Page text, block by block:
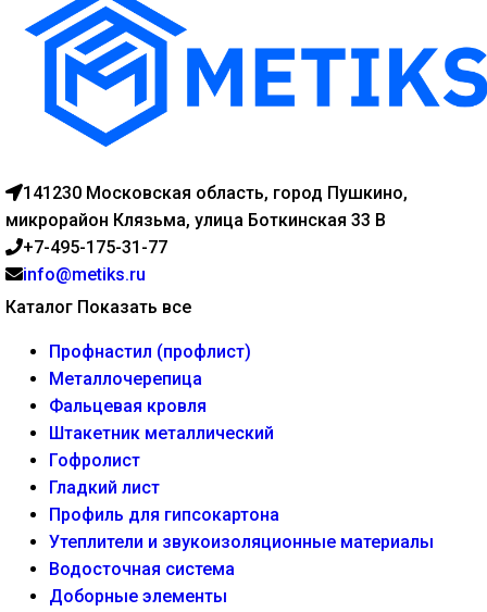
141230 Московская область, город Пушкино,
микрорайон Клязьма, улица Боткинская 33 В
+7-495-175-31-77
info@metiks.ru
Каталог Показать все
Профнастил (профлист)
Металлочерепица
Фальцевая кровля
Штакетник металлический
Гофролист
Гладкий лист
Профиль для гипсокартона
Утеплители и звукоизоляционные материалы
Водосточная система
Доборные элементы